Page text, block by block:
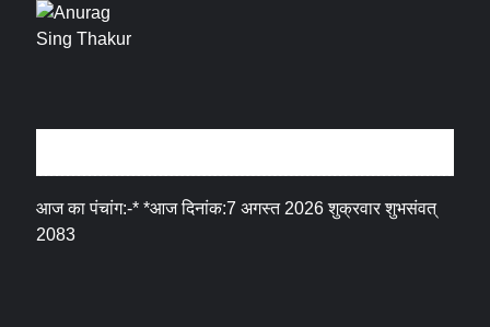
आज का पंचांग:-* *आज दिनांक:7 अगस्त 2026 शुक्रवार शुभसंवत्
2083